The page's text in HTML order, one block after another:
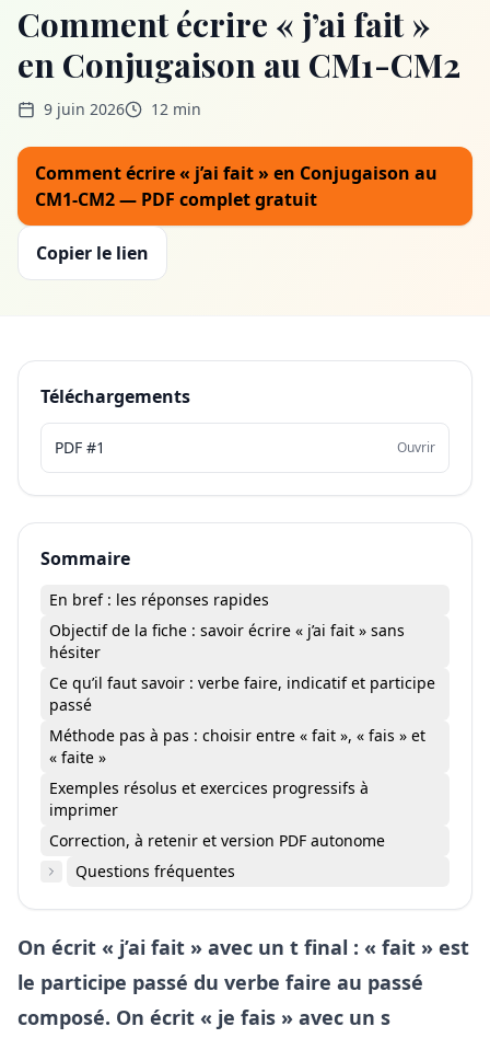
Comment écrire « j’ai fait »
en Conjugaison au CM1-CM2
9 juin 2026 12 min
Comment écrire « j’ai fait » en Conjugaison au
CM1-CM2 — PDF complet gratuit
Copier le lien
Téléchargements
PDF #1 Ouvrir
Sommaire
En bref : les réponses rapides
Objectif de la fiche : savoir écrire « j’ai fait » sans
hésiter
Ce qu’il faut savoir : verbe faire, indicatif et participe
passé
Méthode pas à pas : choisir entre « fait », « fais » et
« faite »
Exemples résolus et exercices progressifs à
imprimer
Correction, à retenir et version PDF autonome
Questions fréquentes
On écrit « j’ai fait » avec un t final : « fait » est
le participe passé du verbe faire au passé
composé. On écrit « je fais » avec un s